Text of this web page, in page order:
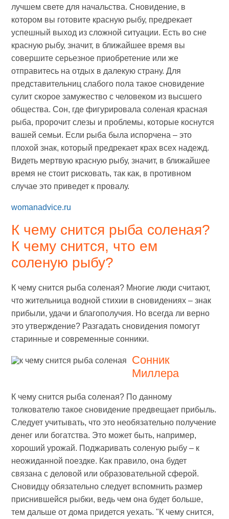
лучшем свете для начальства. Сновидение, в
котором вы готовите красную рыбу, предрекает
успешный выход из сложной ситуации. Есть во сне
красную рыбу, значит, в ближайшее время вы
совершите серьезное приобретение или же
отправитесь на отдых в далекую страну. Для
представительниц слабого пола такое сновидение
сулит скорое замужество с человеком из высшего
общества. Сон, где фигурировала соленая красная
рыба, пророчит слезы и проблемы, которые коснутся
вашей семьи. Если рыба была испорчена – это
плохой знак, который предрекает крах всех надежд.
Видеть мертвую красную рыбу, значит, в ближайшее
время не стоит рисковать, так как, в противном
случае это приведет к провалу.
womanadvice.ru
К чему снится рыба соленая?
К чему снится, что ем
соленую рыбу?
К чему снится рыба соленая? Многие люди считают,
что жительница водной стихии в сновидениях – знак
прибыли, удачи и благополучия. Но всегда ли верно
это утверждение? Разгадать сновидения помогут
старинные и современные сонники.
Сонник
Миллера
К чему снится рыба соленая? По данному
толкователю такое сновидение предвещает прибыль.
Следует учитывать, что это необязательно получение
денег или богатства. Это может быть, например,
хороший урожай. Поджаривать соленую рыбу – к
неожиданной поездке. Как правило, она будет
связана с деловой или образовательной сферой.
Сновидцу обязательно следует вспомнить размер
приснившейся рыбки, ведь чем она будет больше,
тем дальше от дома придется уехать. "К чему снится,